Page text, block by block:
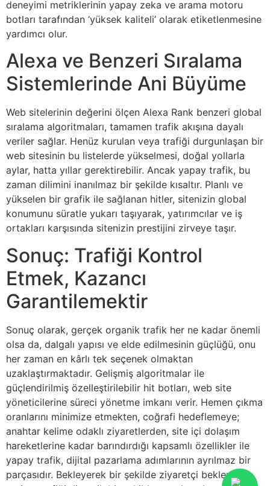
deneyimi metriklerinin yapay zeka ve arama motoru
botları tarafından ‘yüksek kaliteli’ olarak etiketlenmesine
yardımcı olur.
Alexa ve Benzeri Sıralama
Sistemlerinde Ani Büyüme
Web sitelerinin değerini ölçen Alexa Rank benzeri global
sıralama algoritmaları, tamamen trafik akışına dayalı
veriler sağlar. Henüz kurulan veya trafiği durgunlaşan bir
web sitesinin bu listelerde yükselmesi, doğal yollarla
aylar, hatta yıllar gerektirebilir. Ancak yapay trafik, bu
zaman dilimini inanılmaz bir şekilde kısaltır. Planlı ve
yükselen bir grafik ile sağlanan hitler, sitenizin global
konumunu süratle yukarı taşıyarak, yatırımcılar ve iş
ortakları karşısında sitenizin prestijini zirveye taşır.
Sonuç: Trafiği Kontrol
Etmek, Kazancı
Garantilemektir
Sonuç olarak, gerçek organik trafik her ne kadar önemli
olsa da, dalgalı yapısı ve elde edilmesinin güçlüğü, onu
her zaman en kârlı tek seçenek olmaktan
uzaklaştırmaktadır. Gelişmiş algoritmalar ile
güçlendirilmiş özelleştirilebilir hit botları, web site
yöneticilerine süreci yönetme imkanı verir. Hemen çıkma
oranlarını minimize etmekten, coğrafi hedeflemeye;
anahtar kelime odaklı ziyaretlerden, site içi dolaşım
hareketlerine kadar barındırdığı kapsamlı özellikler ile
yapay trafik, dijital pazarlama adımlarının ayrılmaz bir
parçasıdır. Bekleyerek bir şekilde ziyaretçi beklemek